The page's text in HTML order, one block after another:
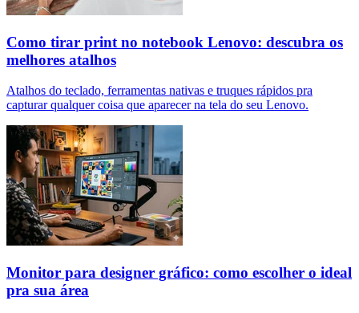
Como tirar print no notebook Lenovo: descubra os
melhores atalhos
Atalhos do teclado, ferramentas nativas e truques rápidos pra
capturar qualquer coisa que aparecer na tela do seu Lenovo.
Monitor para designer gráfico: como escolher o ideal
pra sua área